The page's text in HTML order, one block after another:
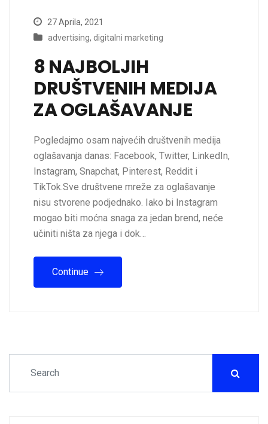
27 Aprila, 2021
advertising, digitalni marketing
8 NAJBOLJIH
DRUŠTVENIH MEDIJA
ZA OGLAŠAVANJE
Pogledajmo osam najvećih društvenih medija
oglašavanja danas: Facebook, Twitter, LinkedIn,
Instagram, Snapchat, Pinterest, Reddit i
TikTok.Sve društvene mreže za oglašavanje
nisu stvorene podjednako. Iako bi Instagram
mogao biti moćna snaga za jedan brend, neće
učiniti ništa za njega i dok…
Continue